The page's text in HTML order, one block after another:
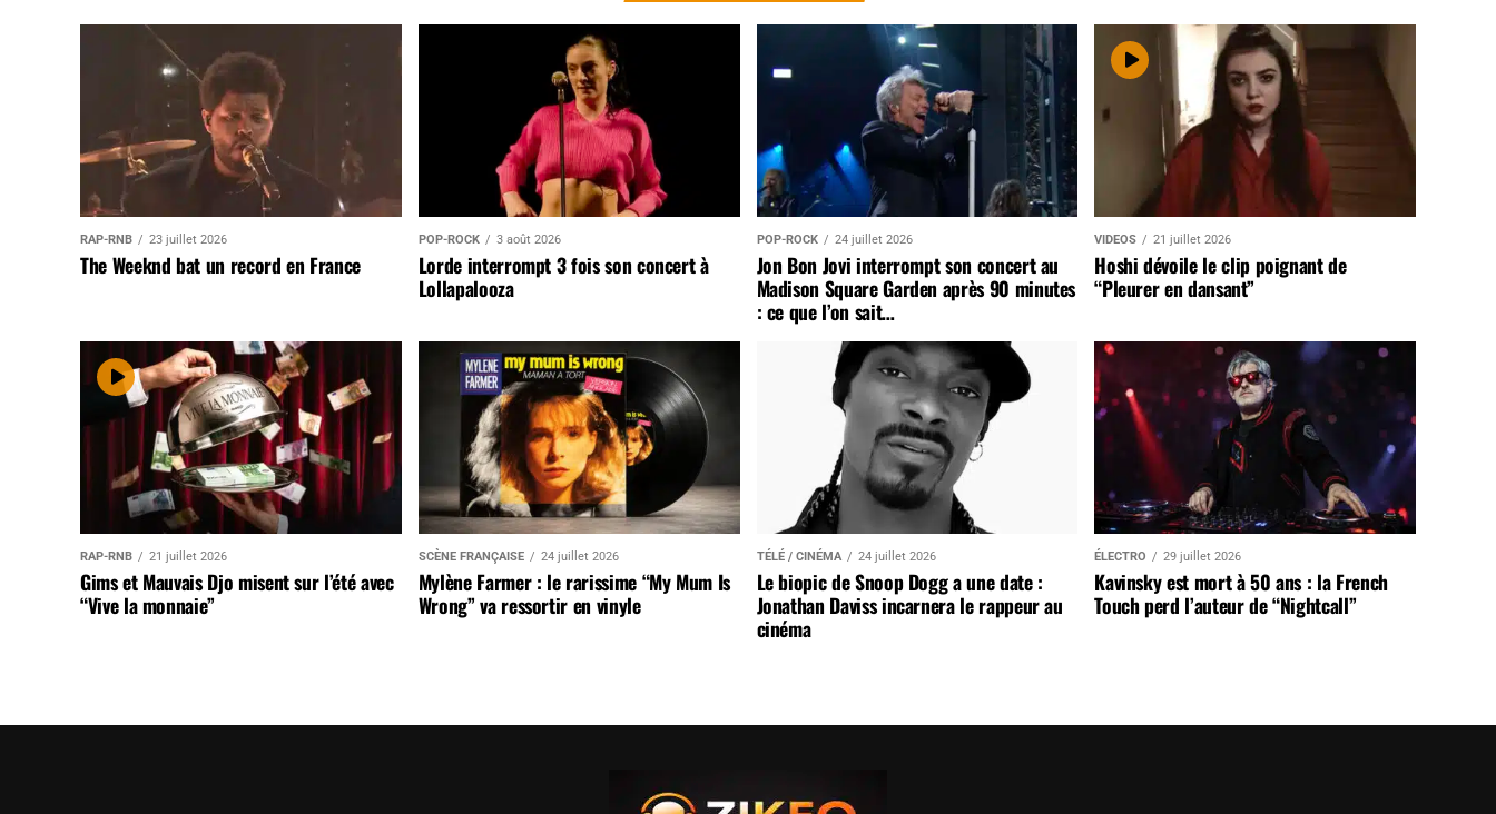
RAP-RNB 23 juillet 2026
The Weeknd bat un record en France
POP-ROCK 3 août 2026
Lorde interrompt 3 fois son concert à
Lollapalooza
POP-ROCK 24 juillet 2026
Jon Bon Jovi interrompt son concert au
Madison Square Garden après 90 minutes
: ce que l’on sait…
VIDEOS 21 juillet 2026
Hoshi dévoile le clip poignant de
“Pleurer en dansant”
RAP-RNB 21 juillet 2026
Gims et Mauvais Djo misent sur l’été avec
“Vive la monnaie”
SCÈNE FRANÇAISE 24 juillet 2026
Mylène Farmer : le rarissime “My Mum Is
Wrong” va ressortir en vinyle
TÉLÉ / CINÉMA 24 juillet 2026
Le biopic de Snoop Dogg a une date :
Jonathan Daviss incarnera le rappeur au
cinéma
ÉLECTRO 29 juillet 2026
Kavinsky est mort à 50 ans : la French
Touch perd l’auteur de “Nightcall”